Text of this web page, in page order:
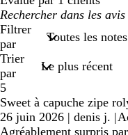
Mes
recherches
saisies
Filtrer
par
Trier
par
5
Sweet à capuche zipe
26 juin 2026 | denis j. |
Agréablement surpris